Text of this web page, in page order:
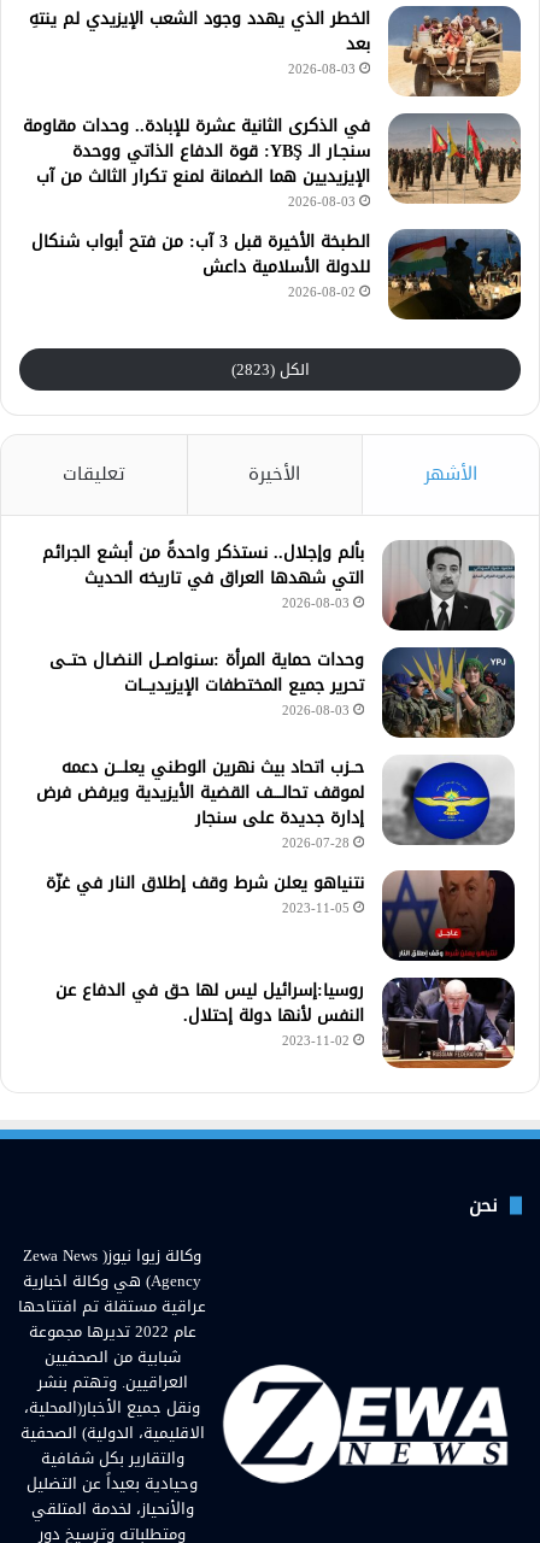
الخطر الذي يهدد وجود الشعب الإيزيدي لم ينتهِ
بعد
2026-08-03
في الذكرى الثانية عشرة للإبادة.. وحدات مقاومة
سنجـار الـ YBŞ: قوة الدفاع الذاتي ووحدة
الإيزيديين هما الضمانة لمنع تكرار الثالث من آب
2026-08-03
الطبخة الأخيرة قبل 3 آب: من فتح أبواب شنكال
للدولة الأسلامية داعش
2026-08-02
الكل (2823)
الأشهر الأخيرة تعليقات
بألم وإجلال.. نستذكر واحدةً من أبشع الجرائم
التي شهدها العراق في تاريخه الحديث
2026-08-03
وحدات حماية المرأة :سنواصــل النضـال حتــى
تحرير جميع المختطفات الإيزيديـــات
2026-08-03
حــزب اتحاد بيث نهرين الوطني يعلـــن دعمه
لموقف تحالــــف القضية الأيزيدية ويرفض فرض
إدارة جديدة على سنجار
2026-07-28
نتنياهو يعلن شرط وقف إطلاق النار في غزّة
2023-11-05
روسيا:إسرائيل ليس لها حق في الدفاع عن
النفس لأنها دولة إحتلال.
2023-11-02
نحن
وكالة زيوا نيوز( Zewa News
Agency) هي وكالة اخبارية
عراقية مستقلة تم افتتاحها
عام 2022 تديرها مجموعة
شبابية من الصحفيين
العراقيين. وتهتم بنشر
ونقل جميع الأخبار(المحلية،
الاقليمية، الدولية) الصحفية
والتقارير بكل شفافية
وحيادية بعيداً عن التضليل
والأنحياز، لخدمة المتلقي
ومتطلباته وترسيخ دور